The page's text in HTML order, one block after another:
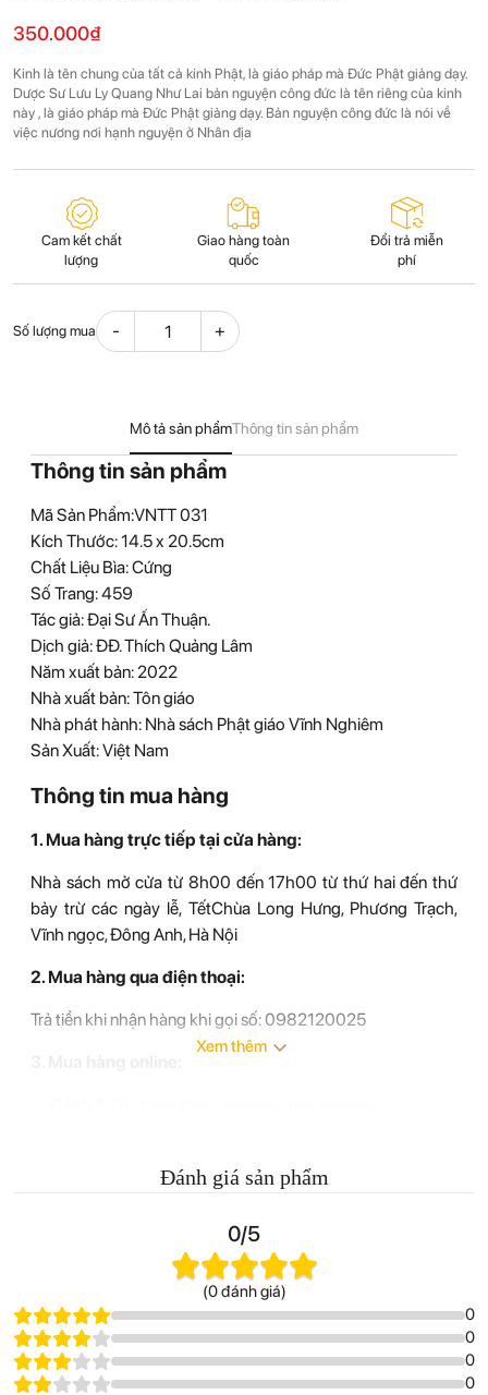
350.000₫
Kinh là tên chung của tất cả kinh Phật, là giáo pháp mà Đức Phật giảng dạy.
Dược Sư Lưu Ly Quang Như Lai bản nguyện công đức là tên riêng của kinh
này , là giáo pháp mà Đức Phật giảng dạy. Bản nguyện công đức là nói về
việc nương nơi hạnh nguyện ở Nhân địa
Cam kết chất
lượng
Giao hàng toàn
quốc
Đổi trả miễn
phí
Số lượng mua
Kinh
và
giải
Dược
sư
(đặc
quantity
Mô tả sản phẩmThông tin sản phẩm
Thông tin sản phẩm
Mã Sản Phẩm:VNTT 031
Kích Thước: 14.5 x 20.5cm
Chất Liệu Bìa: Cứng
Số Trang: 459
Tác giả: Đại Sư Ấn Thuận.
Dịch giả: ĐĐ. Thích Quảng Lâm
Năm xuất bản: 2022
Nhà xuất bản: Tôn giáo
Nhà phát hành: Nhà sách Phật giáo Vĩnh Nghiêm
Sản Xuất: Việt Nam
Thông tin mua hàng
1. Mua hàng trực tiếp tại cửa hàng:
Nhà sách mở cửa từ 8h00 đến 17h00 từ thứ hai đến thứ
bảy trừ các ngày lễ, Tết Chùa Long Hưng, Phương Trạch,
Vĩnh ngọc, Đông Anh, Hà Nội
2. Mua hàng qua điện thoại:
Trả tiền khi nhận hàng khi gọi số: 0982120025
Khách hàng vui lòng để lại số điện thoại liên hệ
Tổ chức chịu trách nhiệm về hàng hóa: Công Ty Cổ
Phần Văn Hóa Phật Giáo Vĩnh Nghiêm
Xem thêm
Đánh giá sản phẩm
0/5
(0 đánh giá)
0
0
0
0